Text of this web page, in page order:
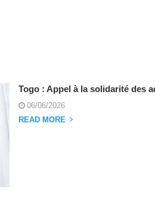
Togo : Appel à la solidarité des
06/06/2026
READ MORE